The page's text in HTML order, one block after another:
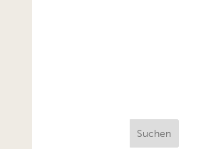
Suchen